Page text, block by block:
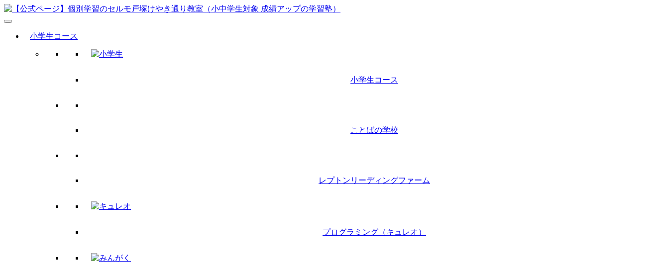
小学生コース
小学生コース
ことばの学校
レプトンリーディングファーム
プログラミング（キュレオ）